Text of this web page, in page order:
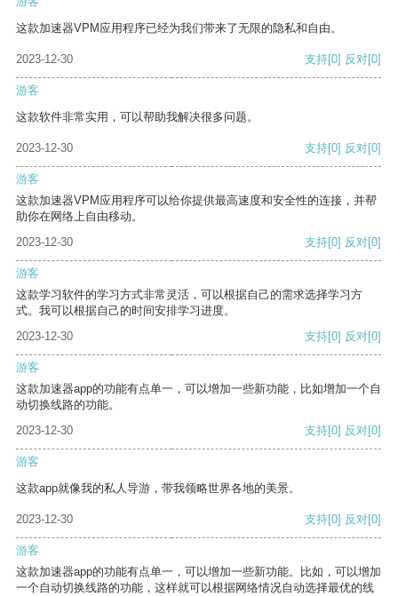
这款加速器VPM应用程序已经为我们带来了无限的隐私和自由。
2023-12-30 支持[0] 反对[0]
游客
这款软件非常实用，可以帮助我解决很多问题。
2023-12-30 支持[0] 反对[0]
游客
这款加速器VPM应用程序可以给你提供最高速度和安全性的连接，并帮
助你在网络上自由移动。
2023-12-30
支持[0] 反对[0]
游客
这款学习软件的学习方式非常灵活，可以根据自己的需求选择学习方
式。我可以根据自己的时间安排学习进度。
2023-12-30
支持[0] 反对[0]
游客
这款加速器app的功能有点单一，可以增加一些新功能，比如增加一个自
动切换线路的功能。
2023-12-30
支持[0] 反对[0]
游客
这款app就像我的私人导游，带我领略世界各地的美景。
2023-12-30 支持[0] 反对[0]
游客
这款加速器app的功能有点单一，可以增加一些新功能。比如，可以增加
一个自动切换线路的功能，这样就可以根据网络情况自动选择最优的线